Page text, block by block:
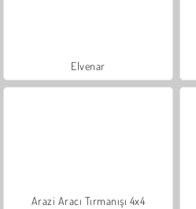
Elvenar
Arazi Aracı Tırmanışı 4x4